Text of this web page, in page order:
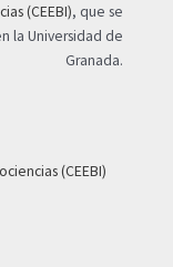
(CEEBI), que se
la Universidad de
Granada.